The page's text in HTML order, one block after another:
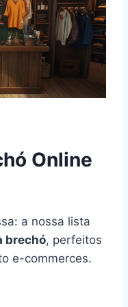
Online
a nossa lista
brechó, perfeitos
e-commerces.